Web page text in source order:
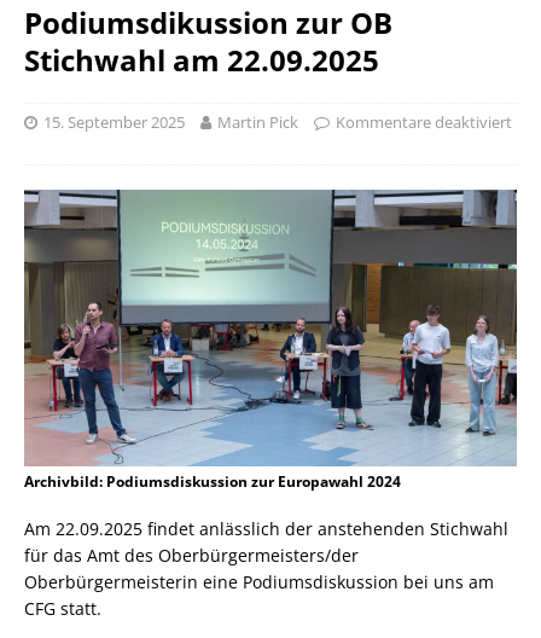
Podiumsdikussion zur OB
Stichwahl am 22.09.2025
15. September 2025 Martin Pick Kommentare deaktiviert
Archivbild: Podiumsdiskussion zur Europawahl 2024
Am 22.09.2025 findet anlässlich der anstehenden Stichwahl
für das Amt des Oberbürgermeisters/der
Oberbürgermeisterin eine Podiumsdiskussion bei uns am
CFG statt.